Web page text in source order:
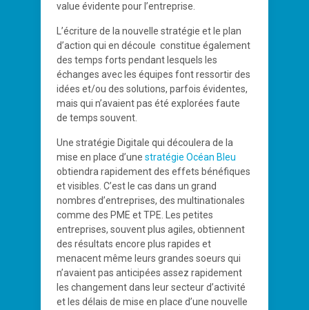
value évidente pour l’entreprise.
L’écriture de la nouvelle stratégie et le plan
d’action qui en découle constitue également
des temps forts pendant lesquels les
échanges avec les équipes font ressortir des
idées et/ou des solutions, parfois évidentes,
mais qui n’avaient pas été explorées faute
de temps souvent.
Une stratégie Digitale qui découlera de la
mise en place d’une stratégie Océan Bleu
obtiendra rapidement des effets bénéfiques
et visibles. C’est le cas dans un grand
nombres d’entreprises, des multinationales
comme des PME et TPE. Les petites
entreprises, souvent plus agiles, obtiennent
des résultats encore plus rapides et
menacent même leurs grandes soeurs qui
n’avaient pas anticipées assez rapidement
les changement dans leur secteur d’activité
et les délais de mise en place d’une nouvelle